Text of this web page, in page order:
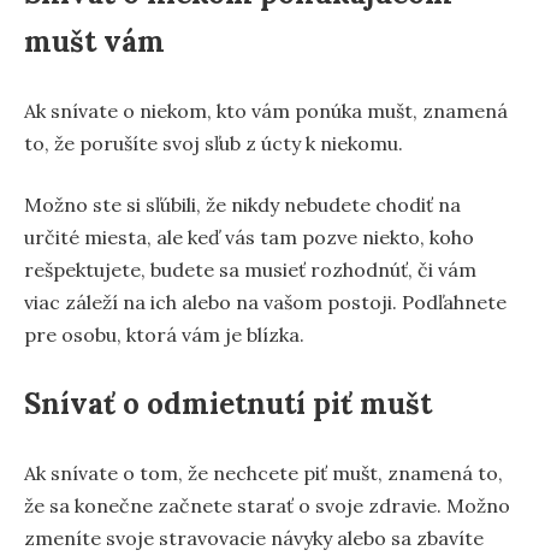
mušt vám
Ak snívate o niekom, kto vám ponúka mušt, znamená
to, že porušíte svoj sľub z úcty k niekomu.
Možno ste si sľúbili, že nikdy nebudete chodiť na
určité miesta, ale keď vás tam pozve niekto, koho
rešpektujete, budete sa musieť rozhodnúť, či vám
viac záleží na ich alebo na vašom postoji. Podľahnete
pre osobu, ktorá vám je blízka.
Snívať o odmietnutí piť mušt
Ak snívate o tom, že nechcete piť mušt, znamená to,
že sa konečne začnete starať o svoje zdravie. Možno
zmeníte svoje stravovacie návyky alebo sa zbavíte